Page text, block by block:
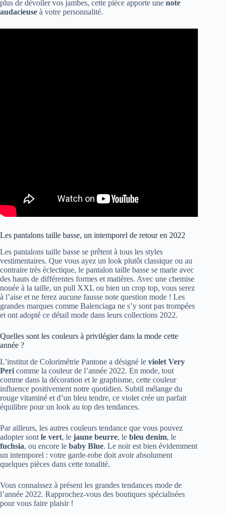
plus de dévoiler vos jambes, cette pièce apporte une note
audacieuse à votre personnalité.
Les pantalons taille basse, un intemporel de retour en 2022
Les pantalons taille basse se prêtent à tous les styles
vestimentaires. Que vous ayez un look plutôt classique ou au
contraire très éclectique, le pantalon taille basse se marie avec
des hauts de différentes formes et matières. Avec une chemise
nouée à la taille, un pull XXL ou bien un crop top, vous serez
à l’aise et ne ferez aucune fausse note question mode ! Les
grandes marques comme Balenciaga ne s’y sont pas trompées
et ont adopté ce détail mode dans leurs collections 2022.
Quelles sont les couleurs à privilégier dans la mode cette
année ?
L’institut de Colorimétrie Pantone a désigné le violet Very
Peri comme la couleur de l’année 2022. En mode, tout
comme dans la décoration et le graphisme, cette couleur
influence positivement notre quotidien. Subtil mélange du
rouge vitaminé et d’un bleu tendre, ce violet crée un parfait
équilibre pour un look au top des tendances.
Par ailleurs, les autres couleurs tendance que vous pouvez
adopter sont le vert, le jaune beurre, le bleu denim, le
fuchsia, ou encore le baby Blue. Le noir est bien évidemment
un intemporel : votre garde-robe doit avoir absolument
quelques pièces dans cette tonalité.
Vous connaissez à présent les grandes tendances mode de
l’année 2022. Rapprochez-vous des boutiques spécialisées
pour vous faire plaisir !